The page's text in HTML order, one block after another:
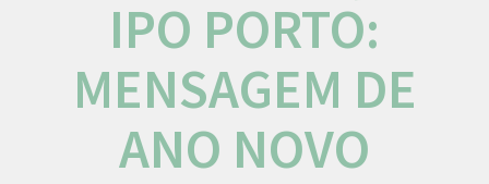
IPO PORTO:
MENSAGEM DE
ANO NOVO